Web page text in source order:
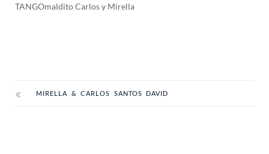
TANGOmaldito Carlos y Mirella
MIRELLA & CARLOS SANTOS DAVID